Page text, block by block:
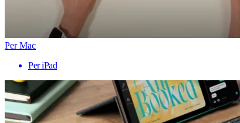
Per Mac
Per iPad